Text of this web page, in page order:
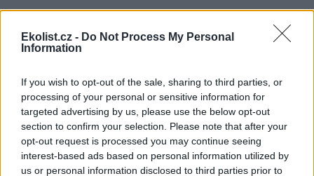
Ekolist.cz - Do Not Process My Personal
Information
If you wish to opt-out of the sale, sharing to third parties, or
processing of your personal or sensitive information for
targeted advertising by us, please use the below opt-out
section to confirm your selection. Please note that after your
opt-out request is processed you may continue seeing
interest-based ads based on personal information utilized by
us or personal information disclosed to third parties prior to
Unese Země civilizaci?
1.4.2001 | Barbora Šafářová
negativních důsledků přelidnění planety Země na kvalitu životního
prostředí a života člověka. První část studie rozpracovává u nás
dosud poměrně neznámý fenomén "environmentální migrace",
tedy migrace v důsledku destabilizace životního prostředí, druhá
potom navazuje novou metodou měření vlivu a dopadů
antropogenních činností na přírodu, nazvanou "ekologická stopa".